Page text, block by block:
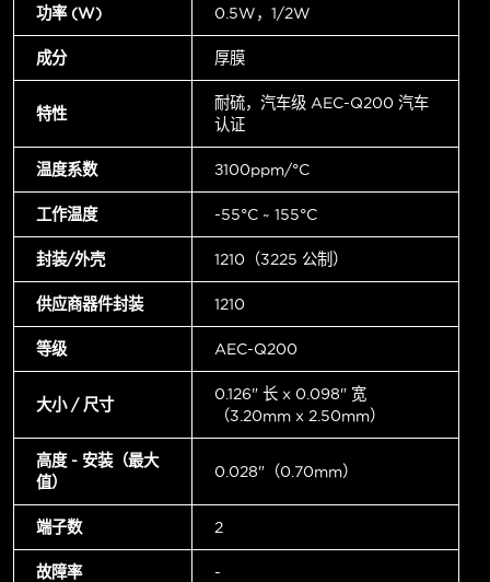
功率 (W) 0.5W，1/2W
成分 厚膜
特性
耐硫，汽车级 AEC-Q200 汽车
认证
温度系数 ±100ppm/°C
工作温度 -55°C ~ 155°C
封装/外壳 1210（3225 公制）
供应商器件封装 1210
等级 AEC-Q200
大小 / 尺寸
0.126" 长 x 0.098" 宽
（3.20mm x 2.50mm）
高度 - 安装（最大
值）
0.028"（0.70mm）
端子数 2
故障率 -